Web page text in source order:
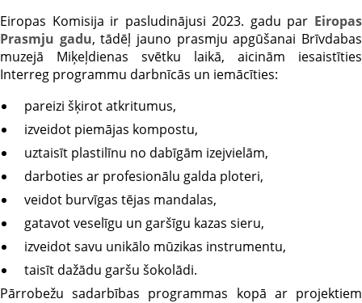
Eiropas Komisija ir pasludinājusi 2023. gadu par Eiropas
Prasmju gadu, tādēļ jauno prasmju apgūšanai Brīvdabas
muzejā Miķeļdienas svētku laikā, aicinām iesaistīties
Interreg programmu darbnīcās un iemācīties:
pareizi šķirot atkritumus,
izveidot piemājas kompostu,
uztaisīt plastilīnu no dabīgām izejvielām,
darboties ar profesionālu galda ploteri,
veidot burvīgas tējas mandalas,
gatavot veselīgu un garšīgu kazas sieru,
izveidot savu unikālo mūzikas instrumentu,
taisīt dažādu garšu šokolādi.
Pārrobežu sadarbības programmas kopā ar projektiem